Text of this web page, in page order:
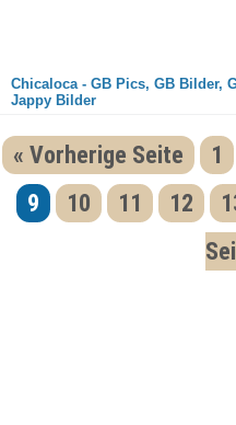
Chicaloca - GB Pics, GB Bilder,
Jappy Bilder
« Vorherige Seite 1
9
10 11 12